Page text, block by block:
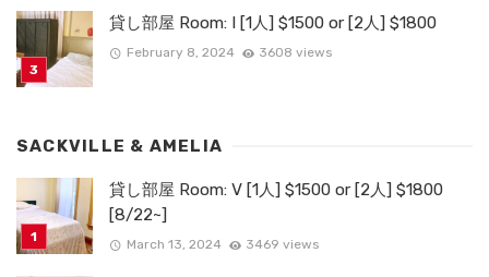
貸し部屋 Room: I [1人] $1500 or [2人] $1800
February 8, 2024 3608 views
SACKVILLE & AMELIA
貸し部屋 Room: V [1人] $1500 or [2人] $1800
[8/22~]
March 13, 2024 3469 views